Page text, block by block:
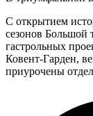
С открытием
сезонов Большой
гастрольных
Ковент-Гарден,
приурочены